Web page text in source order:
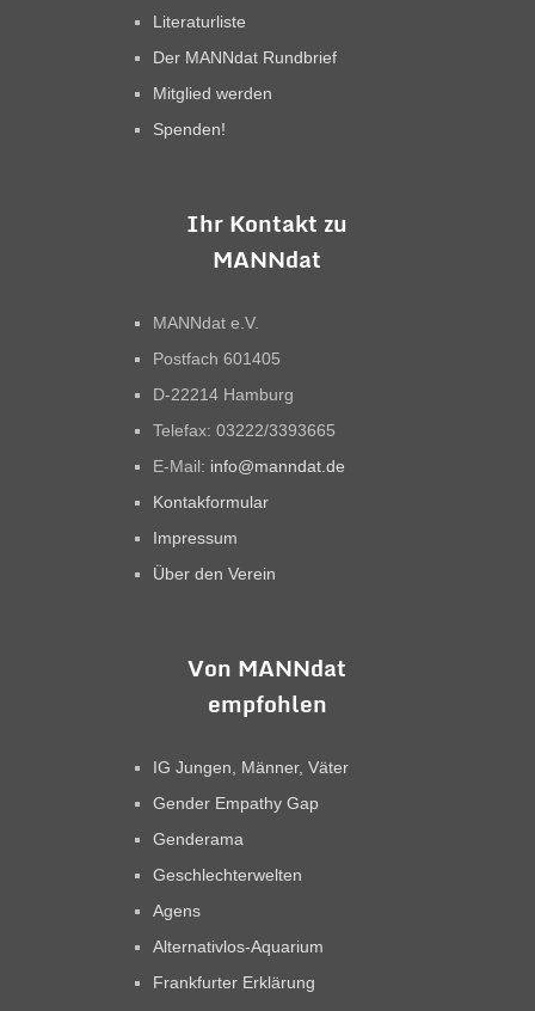
Literaturliste
Der MANNdat Rundbrief
Mitglied werden
Spenden!
Ihr Kontakt zu
MANNdat
MANNdat e.V.
Postfach 601405
D-22214 Hamburg
Telefax: 03222/3393665
E-Mail: info@manndat.de
Kontakformular
Impressum
Über den Verein
Von MANNdat
empfohlen
IG Jungen, Männer, Väter
Gender Empathy Gap
Genderama
Geschlechterwelten
Agens
Alternativlos-Aquarium
Frankfurter Erklärung